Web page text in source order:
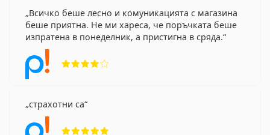
Всичко беше лесно и комуникацията с магазина
беше приятна. Не ми хареса, че поръчката беше
изпратена в понеделник, а пристигна в сряда.
страхотни са